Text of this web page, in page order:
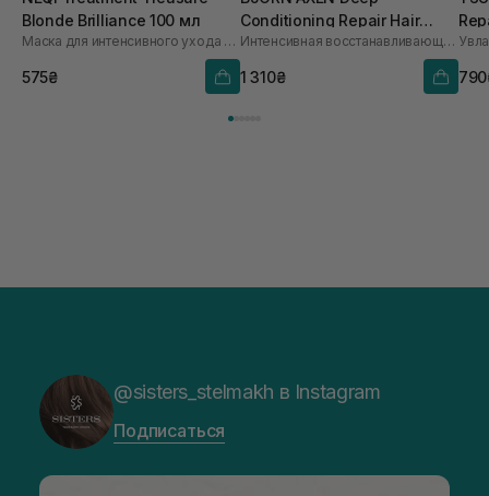
Blonde Brilliance 100 мл
Маска для интенсивного ухода и поддержания блонда с молочной кислотой
575₴
Conditioning Repair Hair
Mask 200 мл
Интенсивная восстанавливающая маска для волос
1 310₴
@sisters_stelmakh в Instagram
Подписаться